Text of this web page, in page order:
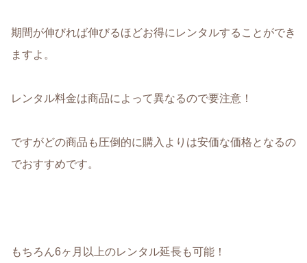
期間が伸びれば伸びるほどお得にレンタルすることができ
ますよ。
レンタル料金は商品によって異なるので要注意！
ですがどの商品も圧倒的に購入よりは安価な価格となるの
でおすすめです。
もちろん6ヶ月以上のレンタル延長も可能！